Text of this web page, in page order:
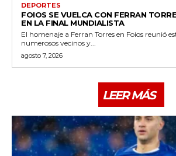
DEPORTES
FOIOS SE VUELCA CON FERRAN
EN LA FINAL MUNDIALISTA
El homenaje a Ferran Torres en Foios reunió
numerosos vecinos y...
agosto 7, 2026
LEER MÁS